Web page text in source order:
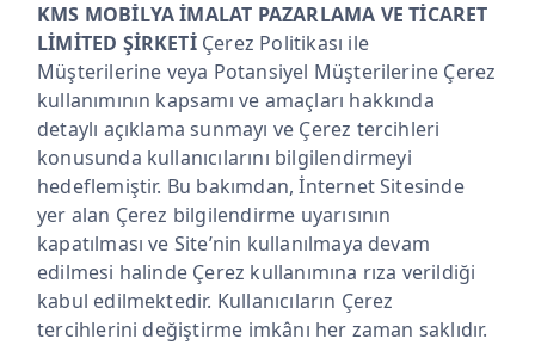
KMS MOBİLYA İMALAT PAZARLAMA VE TİCARET
LİMİTED ŞİRKETİÇerez Politikası ile
Müşterilerine veya Potansiyel Müşterilerine Çerez
kullanımının kapsamı ve amaçları hakkında
detaylı açıklama sunmayı ve Çerez tercihleri
konusunda kullanıcılarını bilgilendirmeyi
hedeflemiştir. Bu bakımdan, İnternet Sitesinde
yer alan Çerez bilgilendirme uyarısının
kapatılması ve Site’nin kullanılmaya devam
edilmesi halinde Çerez kullanımına rıza verildiği
kabul edilmektedir. Kullanıcıların Çerez
tercihlerini değiştirme imkânı her zaman saklıdır.